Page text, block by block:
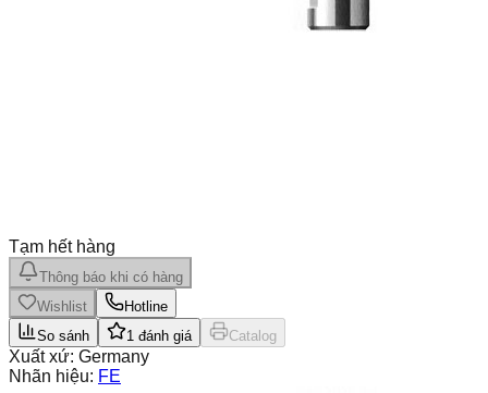
Tạm hết hàng
Thông báo khi có hàng
Wishlist
Hotline
So sánh
1 đánh giá Catalog
Xuất xứ: Germany
Nhãn hiệu: FE